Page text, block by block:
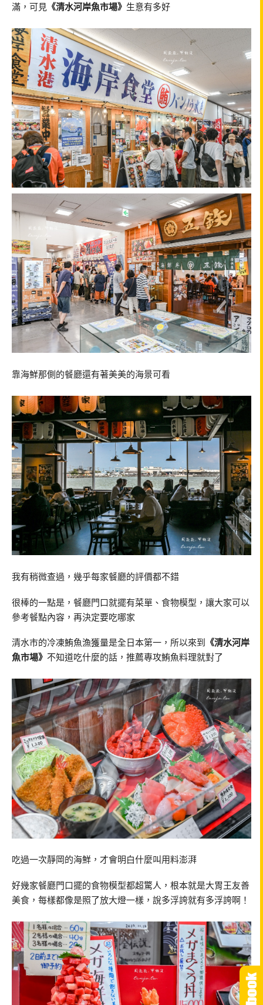
滿，可見 《清水河岸魚市場》 生意有多好
靠海鮮那側的餐廳還有著美美的海景可看
我有稍微查過，幾乎每家餐廳的評價都不錯
很棒的一點是，餐廳門口就擺有菜單、食物模型，讓大家可以
參考餐點內容，再決定要吃哪家
清水市的冷凍鮪魚漁獲量是全日本第一，所以來到 《清水河岸
魚市場》 不知道吃什麼的話，推薦專攻鮪魚料理就對了
吃過一次靜岡的海鮮，才會明白什麼叫用料澎湃
好幾家餐廳門口擺的食物模型都超驚人，根本就是大胃王友善
美食，每樣都像是照了放大燈一樣，說多浮誇就有多浮誇啊！